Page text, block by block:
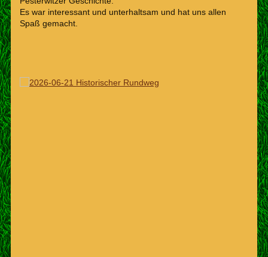
Es war interessant und unterhaltsam und hat uns allen
Spaß gemacht.